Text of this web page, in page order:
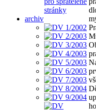
stránky
archiv